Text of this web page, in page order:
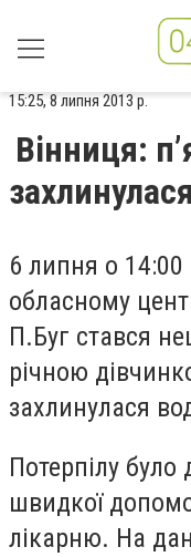
15:25, 8 липня 2013 р.
Вінниця:
6 липня о
обласному
П.Буг стався
річною
захлинулася
Потерпілу
швидкої
лікарню. На